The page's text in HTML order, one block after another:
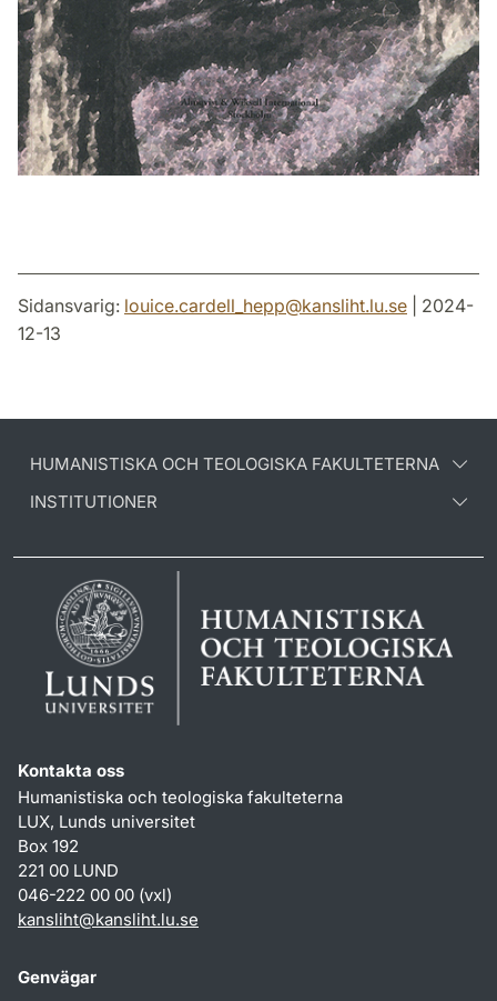
Sidansvarig: louice.cardell_hepp@kansliht.lu.se | 2024-
12-13
HUMANISTISKA OCH TEOLOGISKA FAKULTETERNA
INSTITUTIONER
Kontakta oss
Humanistiska och teologiska fakulteterna
LUX, Lunds universitet
Box 192
221 00 LUND
046-222 00 00 (vxl)
kansliht@kansliht.lu.se
Genvägar